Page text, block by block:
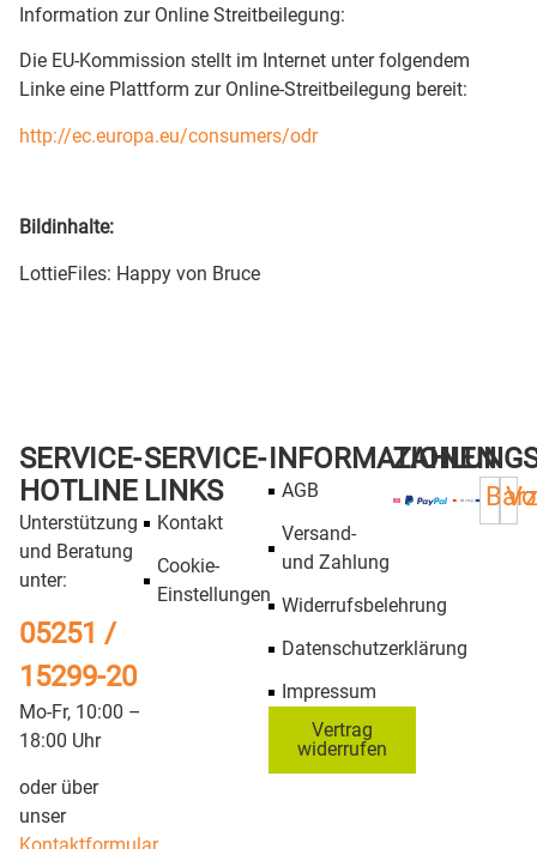
Information zur Online Streitbeilegung:
Die EU-Kommission stellt im Internet unter folgendem
Linke eine Plattform zur Online-Streitbeilegung bereit:
http://ec.europa.eu/consumers/odr
Bildinhalte:
LottieFiles: Happy von Bruce
SERVICE-
HOTLINE
Unterstützung
und Beratung
unter:
05251 /
15299-20
Mo-Fr, 10:00 –
18:00 Uhr
oder über
unser
SERVICE-
LINKS
Kontakt
Cookie-
Einstellungen
INFORMATIONEN
AGB
Versand-
und Zahlung
Widerrufsbelehrung
Datenschutzerklärung
Impressum
Vertrag
widerrufen